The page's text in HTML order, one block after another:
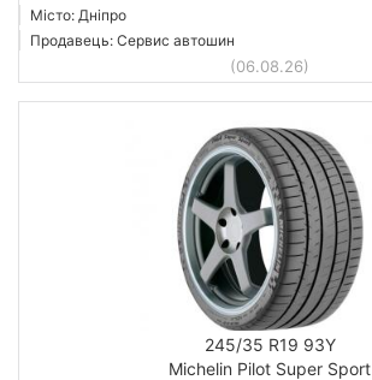
Місто: Дніпро
Продавець: Сервис автошин
(06.08.26)
245/35 R19 93Y
Michelin Pilot Super Sport